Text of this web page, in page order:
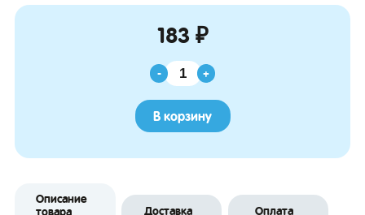
183 ₽
- +
В корзину
Описание
товара
Доставка Оплата